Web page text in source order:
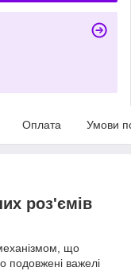
Оплата Умови
роз'ємів
що
подовжені важелі